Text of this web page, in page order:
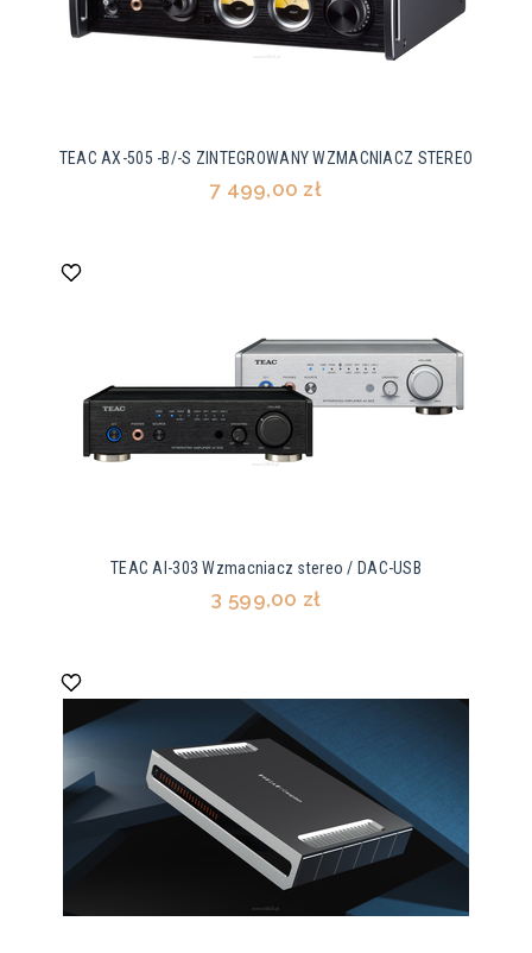
TEAC AX-505 -B/-S ZINTEGROWANY WZMACNIACZ STEREO
7 499,00 zł
TEAC AI-303 Wzmacniacz stereo / DAC-USB
3 599,00 zł